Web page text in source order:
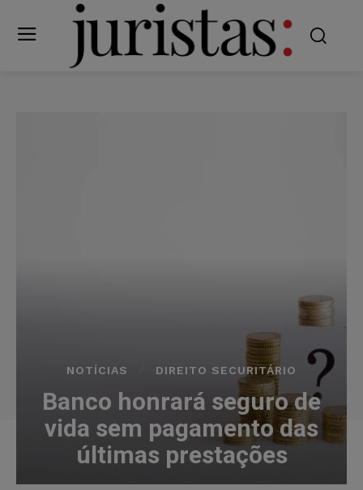
NOTÍCIAS DIREITO SECURITÁRIO
Banco honrará seguro de
vida sem pagamento das
últimas prestações